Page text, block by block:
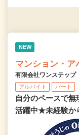
NEW
マンション・ア
有限会社ワンステップ
アルバイト パート
自分のペースで
活躍中★未経験か